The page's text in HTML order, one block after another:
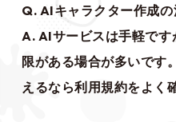
Q. AIキャラクター作成の
A. AIサービスは手軽です
限がある場合が多いです
えるなら利用規約をよく